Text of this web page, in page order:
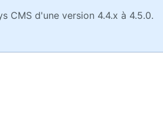
CMS d'une version 4.4.x à 4.5.0.